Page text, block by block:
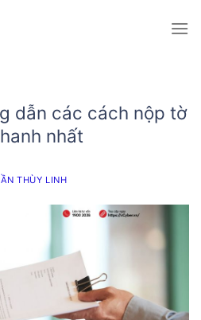
dẫn các cách nộp tờ
nhất
THÙY LINH